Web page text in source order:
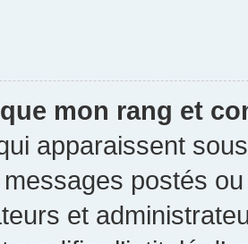
que mon rang et
apparaissent
postés
et